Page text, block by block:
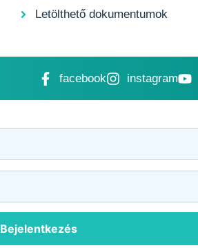
Letölthető dokumentumok
facebook instagram
Bejelentkezés